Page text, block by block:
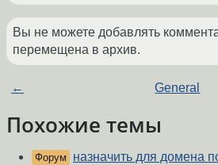
Вы не можете добавлять
перемещена в архив.
← General
Похожие темы
Форум
назначить для домена